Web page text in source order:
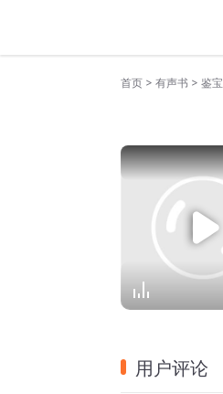
首页 > 有声书 > 鉴
用户评论